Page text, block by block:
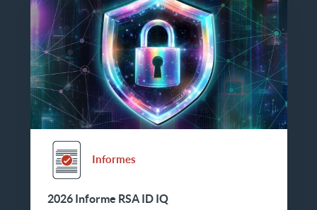
Informes
2026 Informe RSA ID IQ